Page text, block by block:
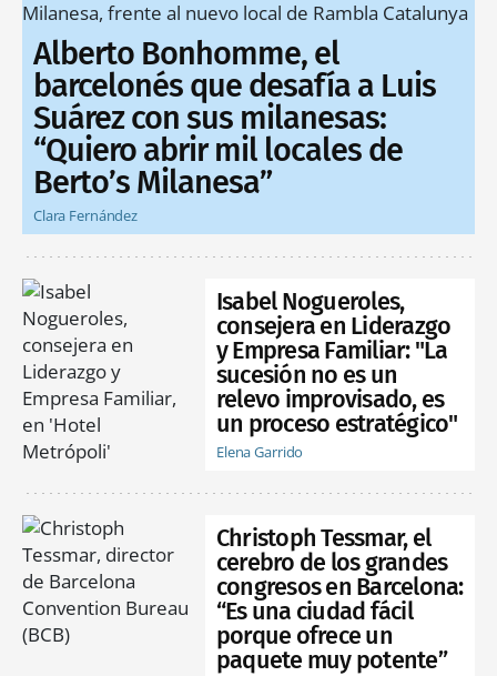
Alberto Bonhomme, el
barcelonés que desafía a Luis
Suárez con sus milanesas:
“Quiero abrir mil locales de
Berto’s Milanesa”
Clara Fernández
Isabel Nogueroles,
consejera en Liderazgo
y Empresa Familiar: "La
sucesión no es un
relevo improvisado, es
un proceso estratégico"
Elena Garrido
Christoph Tessmar, el
cerebro de los grandes
congresos en Barcelona:
“Es una ciudad fácil
porque ofrece un
paquete muy potente”